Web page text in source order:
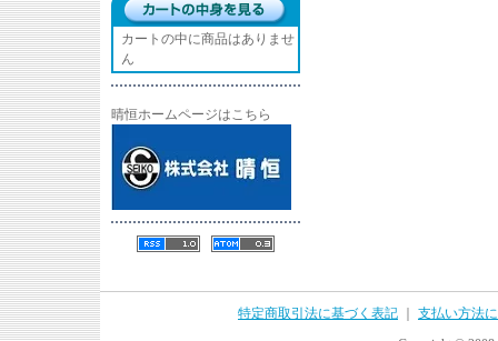
カートの中に商品はありませ
ん
晴恒ホームページはこちら
特定商取引法に基づく表記
支払い方法